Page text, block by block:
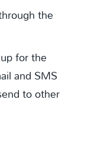
the
for the
and SMS
to other